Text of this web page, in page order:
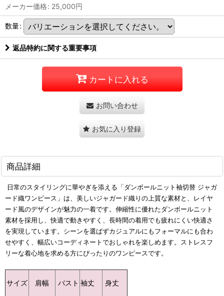
メーカー価格: 25,000円
数量:
返品特約に関する重要事項
カートに入れる
お問い合わせ
お気に入り登録
商品詳細
日常のスタイリングに華やぎを添える「ダンボールニット袖切替 ジャガ
ード織ワンピース」は、美しいジャガード織りの上質な素材と、レイヤ
ード風のデザインが魅力の一着です。伸縮性に優れたダンボールニット
素材を採用し、快適で動きやすく、長時間の着用でも疲れにくい快適さ
を実現しています。シーンを選ばずカジュアルにもフォーマルにも合わ
せやすく、幅広いコーディネートでおしゃれを楽しめます。ストレスフ
リーな着心地を求める方にぴったりのワンピースです。
サイズ 肩幅 バスト 袖丈 身丈